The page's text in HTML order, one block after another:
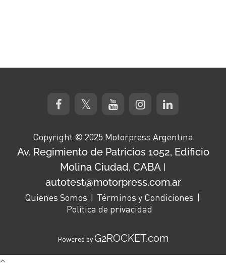
Copyright © 2025 Motorpress Argentina
Av. Regimiento de Patricios 1052, Edificio
Molina Ciudad, CABA |
autotest@motorpress.com.ar
Quienes Somos
Términos y Condiciones
Politica de privacidad
Powered byG2ROCKET.com